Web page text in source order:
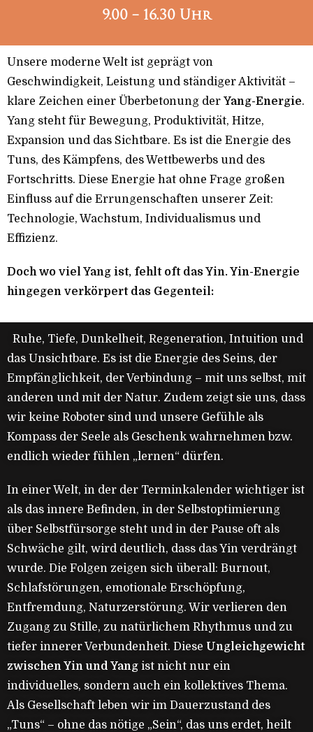
9.00 – 16.30 Uhr
Unsere moderne Welt ist geprägt von
Geschwindigkeit, Leistung und ständiger Aktivität –
klare Zeichen einer Überbetonung der Yang-Energie.
Yang steht für Bewegung, Produktivität, Hitze,
Expansion und das Sichtbare. Es ist die Energie des
Tuns, des Kämpfens, des Wettbewerbs und des
Fortschritts. Diese Energie hat ohne Frage großen
Einfluss auf die Errungenschaften unserer Zeit:
Technologie, Wachstum, Individualismus und
Effizienz.
Doch wo viel Yang ist, fehlt oft das Yin. Yin-Energie
hingegen verkörpert das Gegenteil:
Ruhe, Tiefe, Dunkelheit, Regeneration, Intuition und
das Unsichtbare. Es ist die Energie des Seins, der
Empfänglichkeit, der Verbindung – mit uns selbst, mit
anderen und mit der Natur. Zudem zeigt sie uns, dass
wir keine Roboter sind und unsere Gefühle als
Kompass der Seele als Geschenk wahrnehmen bzw.
endlich wieder fühlen „lernen“ dürfen.
In einer Welt, in der der Terminkalender wichtiger ist
als das innere Befinden, in der Selbstoptimierung
über Selbstfürsorge steht und in der Pause oft als
Schwäche gilt, wird deutlich, dass das Yin verdrängt
wurde. Die Folgen zeigen sich überall: Burnout,
Schlafstörungen, emotionale Erschöpfung,
Entfremdung, Naturzerstörung. Wir verlieren den
Zugang zu Stille, zu natürlichem Rhythmus und zu
tiefer innerer Verbundenheit. Diese Ungleichgewicht
zwischen Yin und Yang ist nicht nur ein
individuelles, sondern auch ein kollektives Thema.
Als Gesellschaft leben wir im Dauerzustand des
„Tuns“ – ohne das nötige „Sein“, das uns erdet, heilt